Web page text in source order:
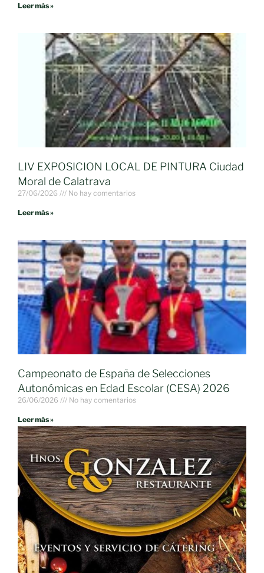
Leer más »
LIV EXPOSICION LOCAL DE PINTURA Ciudad
Moral de Calatrava
27/06/2026 No hay comentarios
Leer más »
Campeonato de España de Selecciones
Autonómicas en Edad Escolar (CESA) 2026
26/06/2026 No hay comentarios
Leer más »